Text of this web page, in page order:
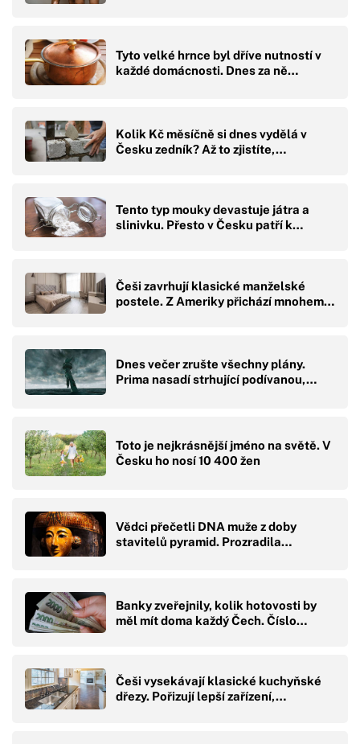
Tyto velké hrnce byl dříve nutností v
každé domácnosti. Dnes za ně…
Kolik Kč měsíčně si dnes vydělá v
Česku zedník? Až to zjistíte,…
Tento typ mouky devastuje játra a
slinivku. Přesto v Česku patří k…
Češi zavrhují klasické manželské
postele. Z Ameriky přichází mnohem…
Dnes večer zrušte všechny plány.
Prima nasadí strhující podívanou,…
Toto je nejkrásnější jméno na světě. V
Česku ho nosí 10 400 žen
Vědci přečetli DNA muže z doby
stavitelů pyramid. Prozradila…
Banky zveřejnily, kolik hotovosti by
měl mít doma každý Čech. Číslo…
Češi vysekávají klasické kuchyňské
dřezy. Pořizují lepší zařízení,…